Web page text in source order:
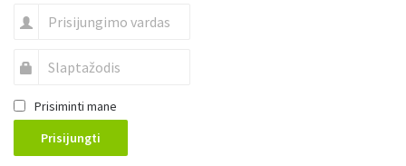
Prisiminti mane
Prisijungti